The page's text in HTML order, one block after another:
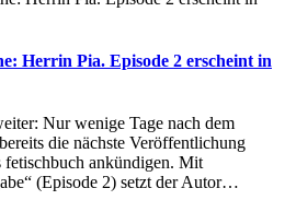
Herrin Pia. Episode 2 erscheint in
Nur wenige Tage nach dem
die nächste Veröffentlichung
fetischbuch ankündigen. Mit
(Episode 2) setzt der Autor…